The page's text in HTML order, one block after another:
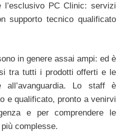
l’esclusivo PC Clinic: servizi
supporto tecnico qualificato
in genere assai ampi: ed è
tra tutti i prodotti offerti e le
all’avanguardia. Lo staff è
e qualificato, pronto a venirvi
e per comprendere le
complesse.